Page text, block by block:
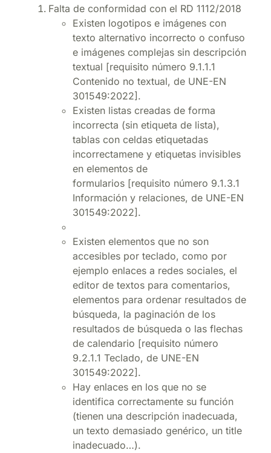
Falta de conformidad con el RD 1112/2018
Existen logotipos e imágenes con
texto alternativo incorrecto o confuso
e imágenes complejas sin descripción
textual [requisito número 9.1.1.1
Contenido no textual, de UNE-EN
301549:2022].
Existen listas creadas de forma
incorrecta (sin etiqueta de lista),
tablas con celdas etiquetadas
incorrectamene y etiquetas invisibles
en elementos de
formularios [requisito número 9.1.3.1
Información y relaciones, de UNE-EN
301549:2022].
Existen elementos que no son
accesibles por teclado, como por
ejemplo enlaces a redes sociales, el
editor de textos para comentarios,
elementos para ordenar resultados de
búsqueda, la paginación de los
resultados de búsqueda o las flechas
de calendario [requisito número
9.2.1.1 Teclado, de UNE-EN
301549:2022].
Hay enlaces en los que no se
identifica correctamente su función
(tienen una descripción inadecuada,
un texto demasiado genérico, un title
inadecuado…).